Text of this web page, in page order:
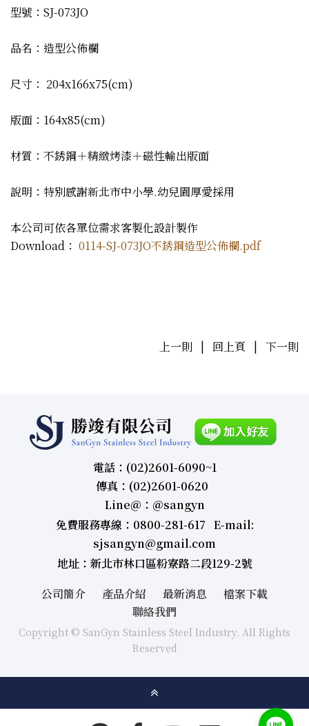
型號：SJ-073JO
品名：造型公佈欄
尺寸： 204x166x75(cm)
版面：164x85(cm)
材質：不銹鋼＋精緻烤漆＋磁性輸出版面
說明：特別感謝新北市中小學.幼兒園厚愛採用
本公司可依各單位需求客製化設計製作
Download： 0114-SJ-073JO不銹鋼造型公佈欄.pdf
上一則 | 回上頁 | 下一則
電話：(02)2601-6090~1
傳真：(02)2601-0620
Line＠：＠sangyn
免費服務專線：0800-281-617 E-mail:
sjsangyn@gmail.com
地址：新北市林口區粉寮路二段129-2號
公司簡介
產品介紹 最新消息
檔案下載
聯絡我們
Copyright © SanGyn Stainless Steel Industry. All Rights
Reserved